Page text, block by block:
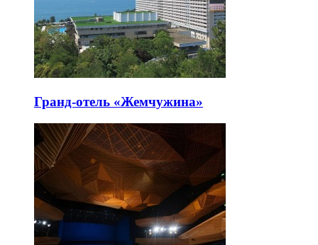
Гранд-отель «Жемчужина»